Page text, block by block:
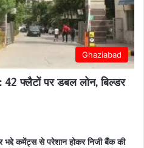
Ghaziabad
42 फ्लैटों पर डबल लोन, बिल्डर
भद्दे कमेंट्स से परेशान होकर निजी बैंक की